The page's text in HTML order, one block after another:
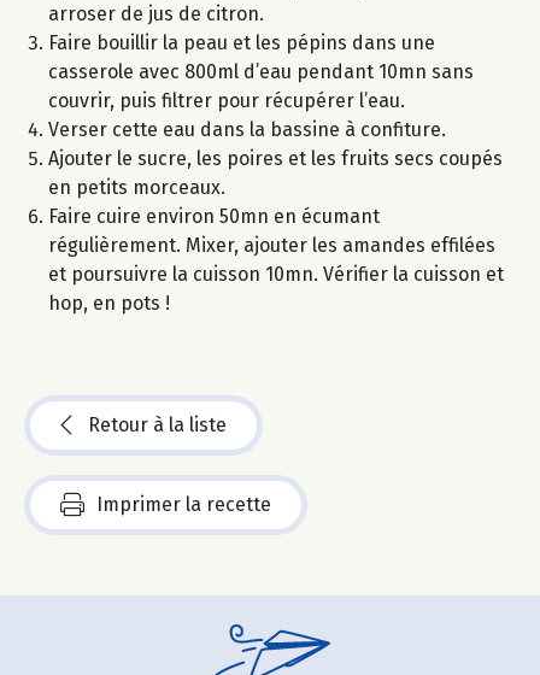
arroser de jus de citron.
Faire bouillir la peau et les pépins dans une
casserole avec 800ml d’eau pendant 10mn sans
couvrir, puis filtrer pour récupérer l’eau.
Verser cette eau dans la bassine à confiture.
Ajouter le sucre, les poires et les fruits secs coupés
en petits morceaux.
Faire cuire environ 50mn en écumant
régulièrement. Mixer, ajouter les amandes effilées
et poursuivre la cuisson 10mn. Vérifier la cuisson et
hop, en pots !
Retour à la liste
Imprimer la recette